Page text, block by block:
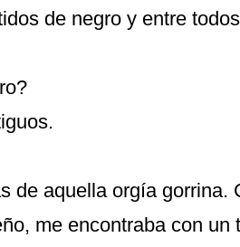
de negro y entre
de aquella orgía gorrina.
me encontraba con un